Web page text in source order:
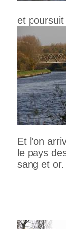
et
Et l'on
le pays
sang et or.